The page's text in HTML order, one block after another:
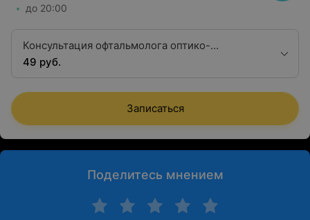
до 20:00
Консультация офтальмолога оптико-
реконструктивной и витреоретинальной
49 руб.
Записаться
Поделитесь мнением